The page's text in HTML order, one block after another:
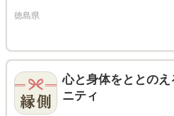
心と身体をととの
ニティ